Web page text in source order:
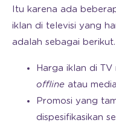
Itu karena ada
iklan di televisi yang
adalah sebagai berikut.
Harga iklan di
offline atau
Promosi yang
dispesifikasikan